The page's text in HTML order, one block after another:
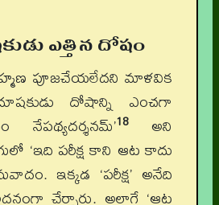
ఎత్తిన దోషం
పూజచేయలేదని మాళవిక
దోషాన్ని ఎంచగా
నేపథ్యదర్శనమ్’18అని
‘ఇది పరీక్ష కాని ఆట కాదు
ఇక్కడ ‘పరీక్ష’ అనేది
చేర్చారు. అలాగే ‘ఆట